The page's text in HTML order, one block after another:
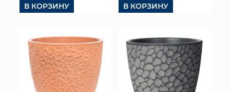
В КОРЗИНУ В КОРЗИНУ